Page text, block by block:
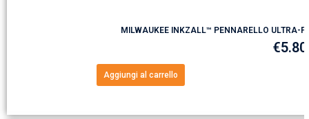
MILWAUKEE INKZALL™ PENNARELLO ULTRA-
€5.80
Aggiungi al carrello